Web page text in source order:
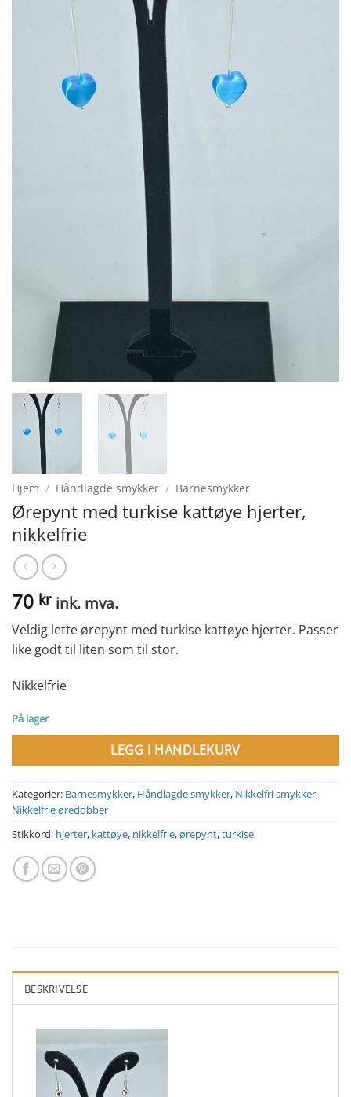
Hjem / Håndlagde smykker / Barnesmykker
Ørepynt med turkise kattøye hjerter,
nikkelfrie
70 kr ink. mva.
Veldig lette ørepynt med turkise kattøye hjerter. Passer
like godt til liten som til stor.
Nikkelfrie
På lager
LEGG I HANDLEKURV
Kategorier: Barnesmykker, Håndlagde smykker, Nikkelfri smykker,
Nikkelfrie øredobber
Stikkord: hjerter, kattøye, nikkelfrie,ørepynt,turkise
BESKRIVELSE